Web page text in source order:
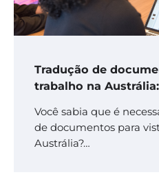
Tradução de
trabalho na
Você sabia que é
de documentos para
Austrália?…